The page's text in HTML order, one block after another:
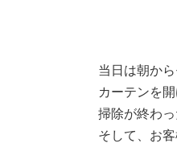
当日は朝か
カーテンを
掃除が終わ
そして、お